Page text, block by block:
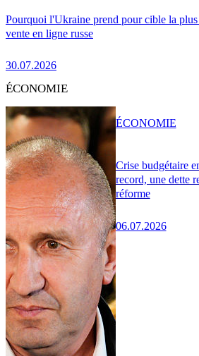
Pourquoi l'Ukraine prend pour cible la
vente en ligne russe
30.07.2026
ÉCONOMIE
Crise budgétaire
record, une dette
réforme
06.07.2026
ÉCONOMIE